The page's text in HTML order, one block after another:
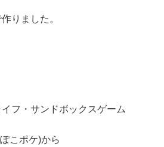
りました。
フ・サンドボックスゲーム
こポケ)から